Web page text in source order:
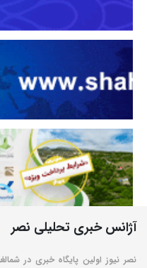
آژانس خبری تحلیلی نصر
نصر نیوز اولین پایگاه خبری در